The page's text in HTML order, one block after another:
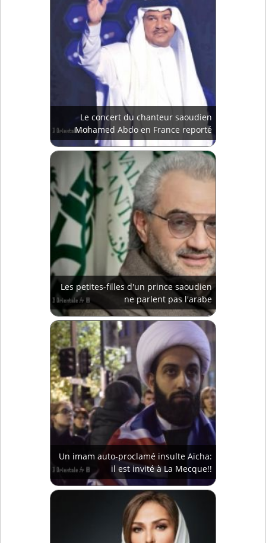
Le concert du chanteur saoudien
Mohamed Abdo en France reporté
Les petites-filles d'un prince saoudien
ne parlent pas l'arabe
Un imam auto-proclamé insulte Aïcha:
il est invité à La Mecque!!